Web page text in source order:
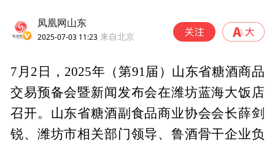
凤凰网山东
2025-07-03 11:23 来自北京
7月2日，2025年（第91届）山东省糖酒商品
交易预备会暨新闻发布会在潍坊蓝海大饭店
召开。山东省糖酒副食品商业协会会长薛剑
锐、潍坊市相关部门领导、鲁酒骨干企业负